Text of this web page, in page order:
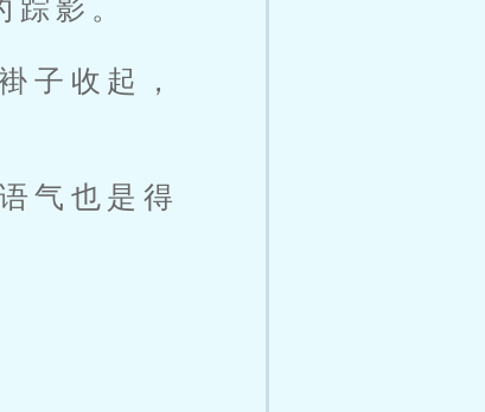
影。
子收起，
气也是得